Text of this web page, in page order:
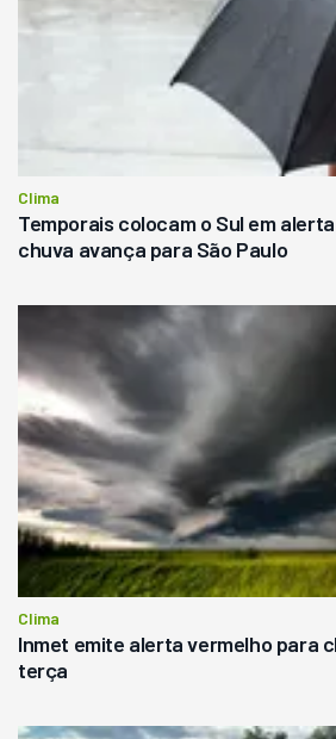
Clima
Temporais colocam o Sul em
chuva avança para São Paulo
Clima
Inmet emite alerta vermelho para
terça